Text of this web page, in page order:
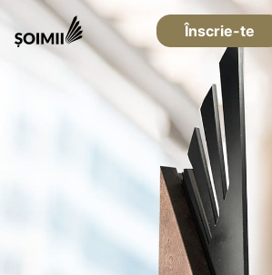
Înscrie-te